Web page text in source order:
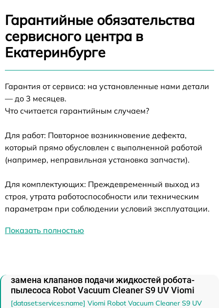
Гарантийные обязательства
сервисного центра в
Екатеринбурге
Гарантия от сервиса: на установленные нами детали
— до 3 месяцев.
Что считается гарантийным случаем?
Для работ: Повторное возникновение дефекта,
который прямо обусловлен с выполненной работой
(например, неправильная установка запчасти).
Для комплектующих: Преждевременный выход из
строя, утрата работоспособности или техническим
параметрам при соблюдении условий эксплуатации.
Показать полностью
замена клапанов подачи жидкостей робота-
пылесоса Robot Vacuum Cleaner S9 UV Viomi
[dataset:services:name] Viomi Robot Vacuum Cleaner S9 UV